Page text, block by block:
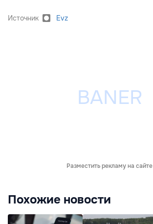
Источник Evz
Разместить рекламу на сайте
Похожие новости